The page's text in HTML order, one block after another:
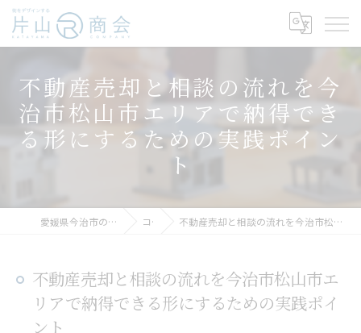
不動産売却と相談の流れを今
治市松山市エリアで納得でき
る形にするための実践ポイン
ト
愛媛県今治市の不動産売却なら片山R商会 コラム 不動産売却と相談の流れを今治市松山市エリアで納得できる形にするための実践ポイント
不動産売却と相談の流れを今治市松山市エ
リアで納得できる形にするための実践ポイ
ント